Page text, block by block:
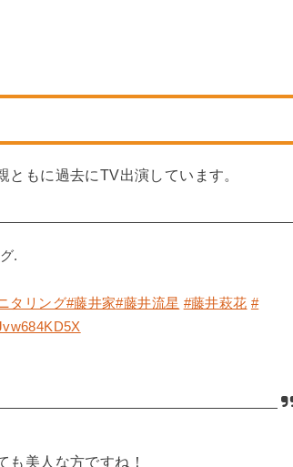
もに過去にTV出演しています。
.
タリング#藤井家#藤井流星 #藤井萩花 #
美人な方ですね！